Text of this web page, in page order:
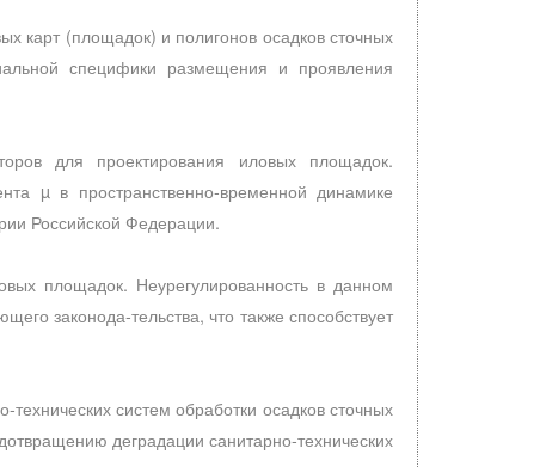
карт (площадок) и полигонов осадков сточных
специфики размещения и проявления
для проектирования иловых площадок.
µ в пространственно-временной динамике
Российской Федерации.
площадок. Неурегулированность в данном
законода-тельства, что также способствует
систем обработки осадков сточных
деградации санитарно-технических